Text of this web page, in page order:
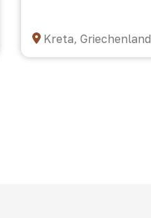
Kreta, Griechenland